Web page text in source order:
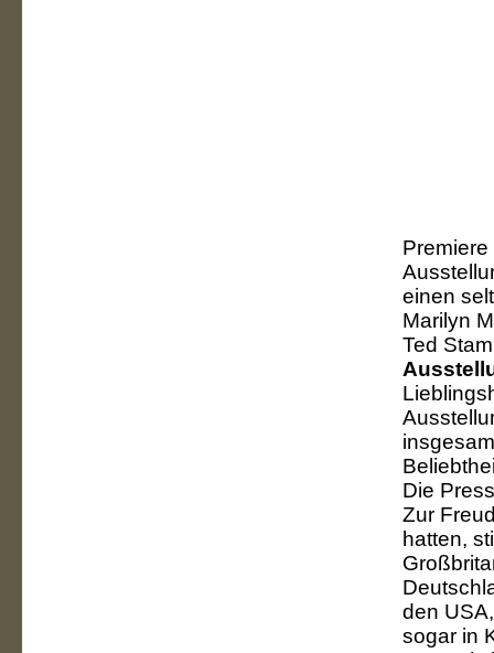
einen
Marilyn
Ted
Die
Zur
hatten,
den
sogar in